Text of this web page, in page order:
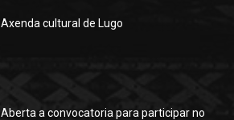
Axenda cultural de Lugo
Aberta a convocatoria para participar no